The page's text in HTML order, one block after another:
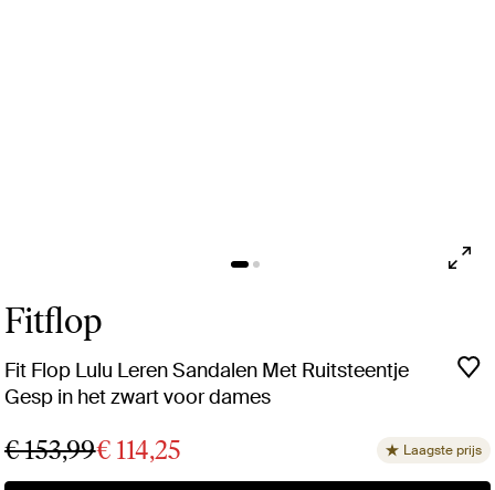
Fitflop
Fit Flop Lulu Leren Sandalen Met Ruitsteentje
Gesp in het zwart voor dames
€ 153,99€ 114,25 Laagste prijs